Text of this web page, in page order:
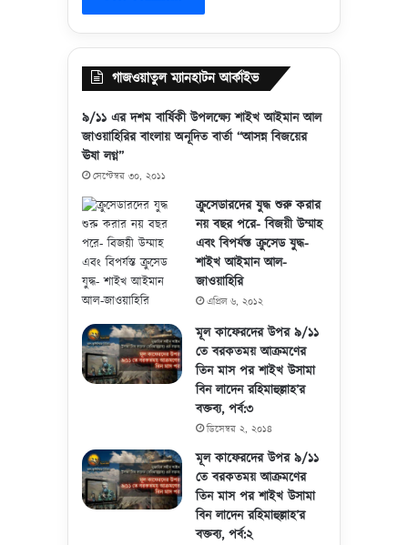
গাজওয়াতুল ম্যানহাটন আর্কাইভ
৯/১১ এর দশম বার্ষিকী উপলক্ষ্যে শাইখ আইমান আল
জাওয়াহিরির বাংলায় অনূদিত বার্তা “আসন্ন বিজয়ের
ঊষা লগ্ন”
সেপ্টেম্বর ৩০, ২০১১
ক্রুসেডারদের যুদ্ধ শুরু করার
নয় বছর পরে- বিজয়ী উম্মাহ
এবং বিপর্যস্ত ক্রুসেড যুদ্ধ-
শাইখ আইমান আল-
জাওয়াহিরি
এপ্রিল ৬, ২০১২
মূল কাফেরদের উপর ৯/১১
তে বরকতময় আক্রমণের
তিন মাস পর শাইখ উসামা
বিন লাদেন রহিমাহুল্লাহ’র
বক্তব্য, পর্ব:৩
ডিসেম্বর ২, ২০১৪
মূল কাফেরদের উপর ৯/১১
তে বরকতময় আক্রমণের
তিন মাস পর শাইখ উসামা
বিন লাদেন রহিমাহুল্লাহ’র
বক্তব্য, পর্ব:২